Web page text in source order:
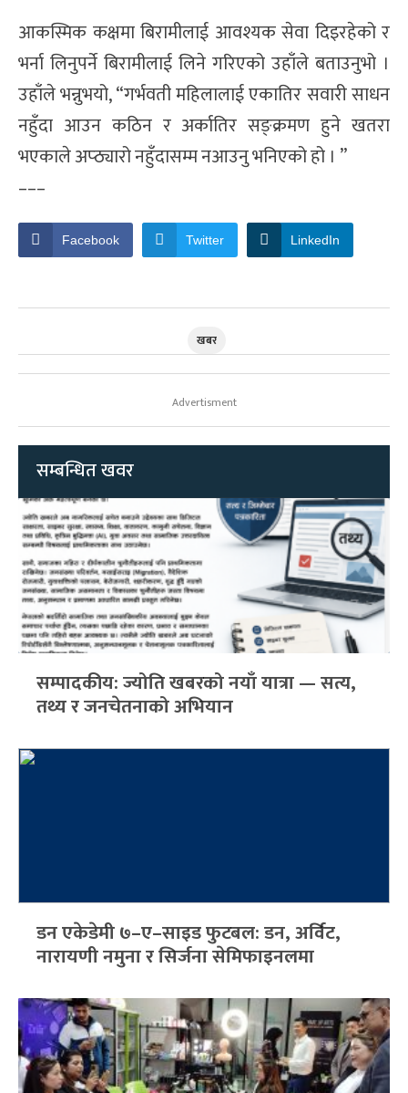
आकस्मिक कक्षमा बिरामीलाई आवश्यक सेवा दिइरहेको र
भर्ना लिनुपर्ने बिरामीलाई लिने गरिएको उहाँले बताउनुभो ।
उहाँले भन्नुभयो, “गर्भवती महिलालाई एकातिर सवारी साधन
नहुँदा आउन कठिन र अर्कातिर सङ्क्रमण हुने खतरा
भएकाले अप्ठ्यारो नहुँदासम्म नआउनु भनिएको हो । ”
–––
Facebook Twitter LinkedIn
खबर
Advertisment
सम्बन्धित खवर
सम्पादकीय: ज्योति खबरको नयाँ यात्रा — सत्य,
तथ्य र जनचेतनाको अभियान
डन एकेडेमी ७–ए–साइड फुटबल: डन, अर्विट,
नारायणी नमुना र सिर्जना सेमिफाइनलमा